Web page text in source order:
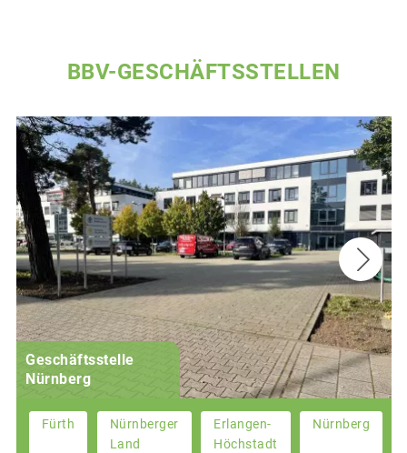
BBV-GESCHÄFTSSTELLEN
Geschäftsstelle
Nürnberg
Fürth
Nürnberger
Land
Erlangen-
Höchstadt
Nürnberg